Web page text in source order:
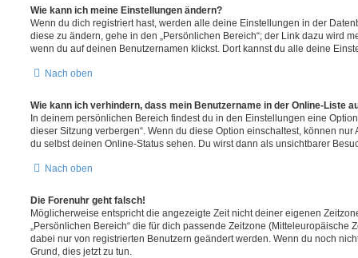
Wie kann ich meine Einstellungen ändern?
Wenn du dich registriert hast, werden alle deine Einstellungen in der
diese zu ändern, gehe in den „Persönlichen Bereich“; der Link dazu wird
wenn du auf deinen Benutzernamen klickst. Dort kannst du alle deine
Nach oben
Wie kann ich verhindern, dass mein Benutzername in der Online-Liste
In deinem persönlichen Bereich findest du in den Einstellungen eine
dieser Sitzung verbergen“. Wenn du diese Option einschaltest, können
du selbst deinen Online-Status sehen. Du wirst dann als unsichtbarer
Nach oben
Die Forenuhr geht falsch!
Möglicherweise entspricht die angezeigte Zeit nicht deiner eigenen
„Persönlichen Bereich“ die für dich passende Zeitzone (Mitteleuropäische
dabei nur von registrierten Benutzern geändert werden. Wenn du noch
Grund, dies jetzt zu tun.